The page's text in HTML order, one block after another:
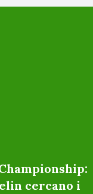
cercano i